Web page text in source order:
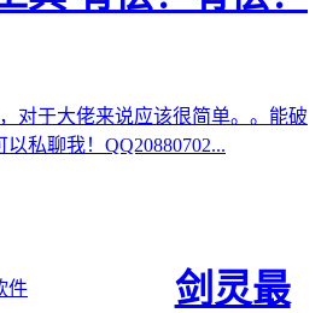
对于大佬来说应该很简单。。能破
私聊我！QQ20880702...
件
剑灵最